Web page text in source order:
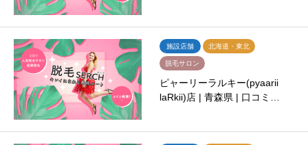
施設店舗 北海道・東北
脱毛サロン
ピャーリーラルキー(pyaarii
laRkii)店 | 青森県 | 口コミ…